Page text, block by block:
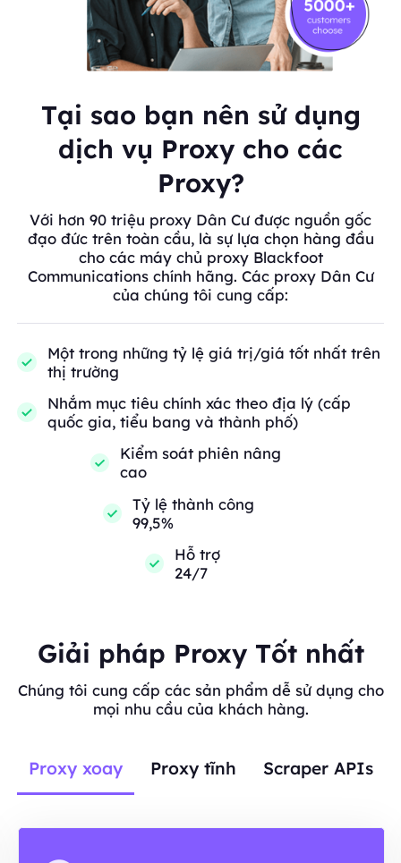
Tại sao bạn nên sử dụng
dịch vụ Proxy cho các
Proxy?
Với hơn 90 triệu proxy Dân Cư được nguồn gốc
đạo đức trên toàn cầu, là sự lựa chọn hàng đầu
cho các máy chủ proxy Blackfoot
Communications chính hãng. Các proxy Dân Cư
của chúng tôi cung cấp:
Một trong những tỷ lệ giá trị/giá tốt nhất trên
thị trường
Nhắm mục tiêu chính xác theo địa lý (cấp
quốc gia, tiểu bang và thành phố)
Kiểm soát phiên nâng
cao
Tỷ lệ thành công
99,5%
Hỗ trợ
24/7
Giải pháp Proxy Tốt nhất
Chúng tôi cung cấp các sản phẩm dễ sử dụng cho
mọi nhu cầu của khách hàng.
Proxy xoay Proxy tĩnh Scraper APIs